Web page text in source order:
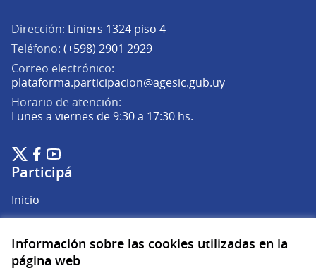
Información sobre las cookies utilizadas en la
página web
Dirección: Liniers 1324 piso 4
Teléfono: (+598) 2901 2929
Correo electrónico:
plataforma.participacion@agesic.gub.uy(Abrir en una
Horario de atención:
Lunes a viernes de 9:30 a 17:30 hs.
Plataforma de Participación Ciudadana Digital en X
(Enlace externo)
Plataforma de Participación Ciudadana Digital en Facebook
(Enlace externo)
Plataforma de Participación Ciudadana Digital en
(Enlace externo)
Participá
Inicio
Ámbitos Participativos